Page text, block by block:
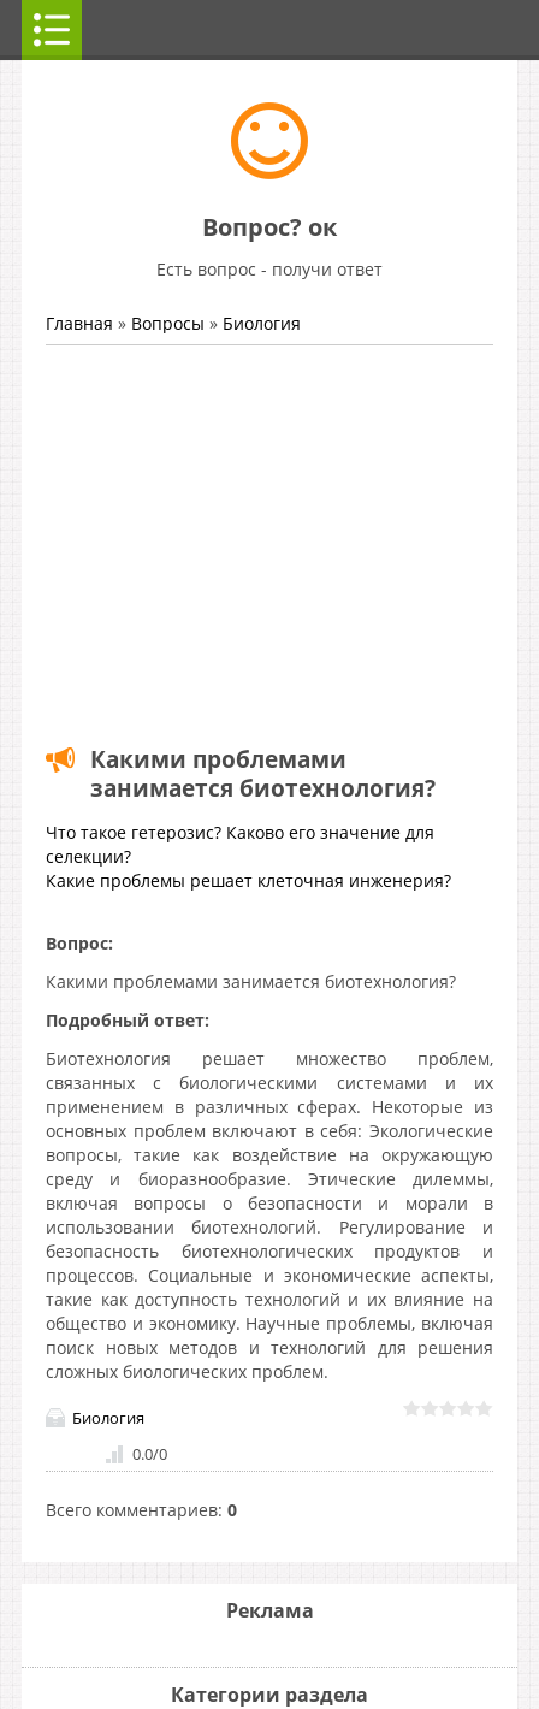
Вопрос? ок
Есть вопрос - получи ответ
Главная » Вопросы » Биология
Какими проблемами
занимается биотехнология?
Что такое гетерозис? Каково его значение для
селекции?
Какие проблемы решает клеточная инженерия?
Вопрос:
Какими проблемами занимается биотехнология?
Подробный ответ:
Биотехнология решает множество проблем,
связанных с биологическими системами и их
применением в различных сферах. Некоторые из
основных проблем включают в себя: Экологические
вопросы, такие как воздействие на окружающую
среду и биоразнообразие. Этические дилеммы,
включая вопросы о безопасности и морали в
использовании биотехнологий. Регулирование и
безопасность биотехнологических продуктов и
процессов. Социальные и экономические аспекты,
такие как доступность технологий и их влияние на
общество и экономику. Научные проблемы, включая
поиск новых методов и технологий для решения
сложных биологических проблем.
Биология
0.0/0
Всего комментариев: 0
Реклама
Категории раздела